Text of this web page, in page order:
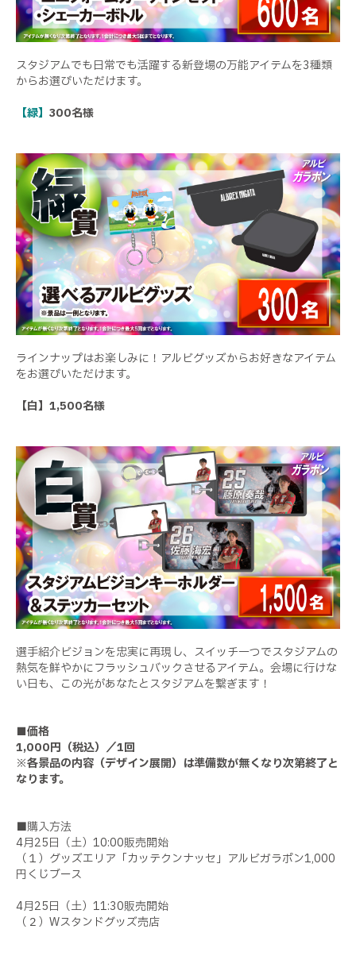
スタジアムでも日常でも活躍する新登場の万能アイテムを3種類
からお選びいただけます。
【緑】 300名様
ラインナップはお楽しみに！アルビグッズからお好きなアイテム
をお選びいただけます。
【白】1,500名様
選手紹介ビジョンを忠実に再現し、スイッチ一つでスタジアムの
熱気を鮮やかにフラッシュバックさせるアイテム。会場に行けな
い日も、この光があなたとスタジアムを繋ぎます！
■価格
1,000円（税込）／1回
※各景品の内容（デザイン展開）は準備数が無くなり次第終了と
なります。
■購入方法
4月25日（土）10:00販売開始
（１）グッズエリア「カッテクンナッセ」アルビガラポン1,000
円くじブース
4月25日（土）11:30販売開始
（２）Wスタンドグッズ売店